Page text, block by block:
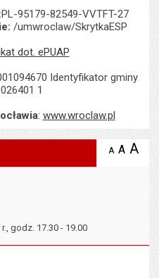
95179-82549-VVTFT-27
/umwroclaw/SkrytkaESP
dot. ePUAP
Identyfikator gminy
026401 1
: www.wroclaw.pl
A zmniejsz
A A
godz. 17.30 - 19.00